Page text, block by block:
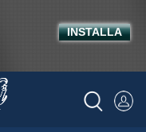
INSTALLA